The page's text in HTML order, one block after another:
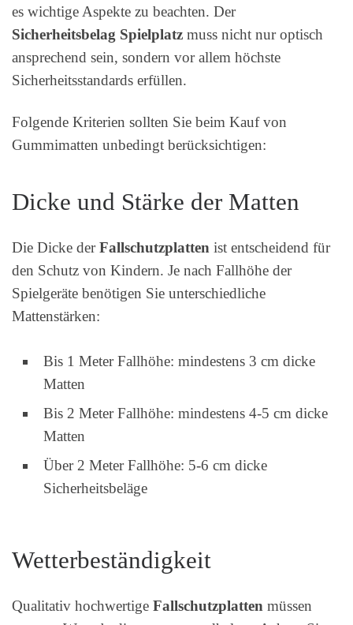
es wichtige Aspekte zu beachten. Der
Sicherheitsbelag Spielplatz muss nicht nur optisch
ansprechend sein, sondern vor allem höchste
Sicherheitsstandards erfüllen.
Folgende Kriterien sollten Sie beim Kauf von
Gummimatten unbedingt berücksichtigen:
Dicke und Stärke der Matten
Die Dicke derFallschutzplatten ist entscheidend für
den Schutz von Kindern. Je nach Fallhöhe der
Spielgeräte benötigen Sie unterschiedliche
Mattenstärken:
Bis 1 Meter Fallhöhe: mindestens 3 cm dicke
Matten
Bis 2 Meter Fallhöhe: mindestens 4-5 cm dicke
Matten
Über 2 Meter Fallhöhe: 5-6 cm dicke
Sicherheitsbeläge
Wetterbeständigkeit
Qualitativ hochwertige Fallschutzplatten müssen